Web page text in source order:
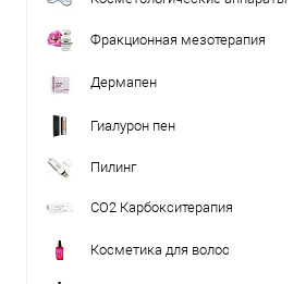
Фракционная мезотерапия
Дермапен
Гиалурон пен
Пилинг
CO2 Карбокситерапия
Косметика для волос